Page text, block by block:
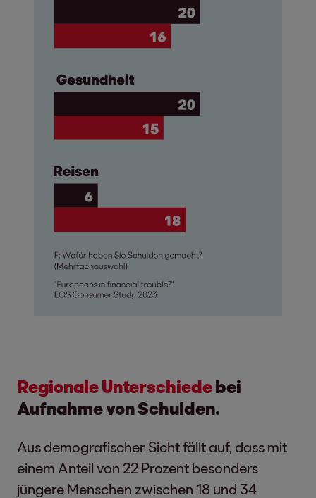
Regionale Unterschiedebei
Aufnahme von Schulden.
Aus demografischer Sicht fällt auf, dass mit
einem Anteil von 22 Prozent besonders
jüngere Menschen zwischen 18 und 34